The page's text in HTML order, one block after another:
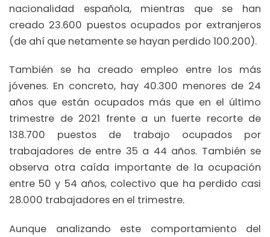
nacionalidad española, mientras que se han
creado 23.600 puestos ocupados por extranjeros
(de ahí que netamente se hayan perdido 100.200).
También se ha creado empleo entre los más
jóvenes. En concreto, hay 40.300 menores de 24
años que están ocupados más que en el último
trimestre de 2021 frente a un fuerte recorte de
138.700 puestos de trabajo ocupados por
trabajadores de entre 35 a 44 años. También se
observa otra caída importante de la ocupación
entre 50 y 54 años, colectivo que ha perdido casi
28.000 trabajadores en el trimestre.
Aunque analizando este comportamiento del